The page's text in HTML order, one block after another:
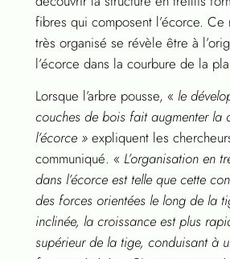
fibres qui composent l’écorce. Ce
très organisé se révèle être à
l’écorce dans la courbure de la
Lorsque l’arbre pousse, « le
couches de bois fait augmenter la
l’écorce »expliquent les
communiqué. « L’organisation en
dans l’écorce est telle que cette
des forces orientées le long de la
inclinée, la croissance est plus
supérieur de la tige, conduisant à